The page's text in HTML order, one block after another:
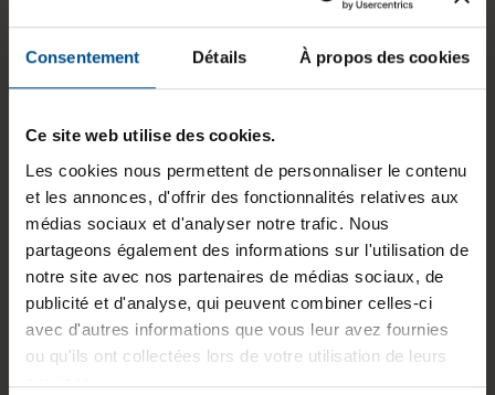
Consentement Détails À propos des cookies
Ce site web utilise des cookies.
Les cookies nous permettent de personnaliser le contenu
et les annonces, d'offrir des fonctionnalités relatives aux
médias sociaux et d'analyser notre trafic. Nous
partageons également des informations sur l'utilisation de
notre site avec nos partenaires de médias sociaux, de
publicité et d'analyse, qui peuvent combiner celles-ci
avec d'autres informations que vous leur avez fournies
ou qu'ils ont collectées lors de votre utilisation de leurs
services.
Informations sur le produit
Le Western Digital SN730 512 Go est un SSD
GTIN/EAN : 3701157157889
Poids :
Numéro du fabricant : SDBPNTY-512G